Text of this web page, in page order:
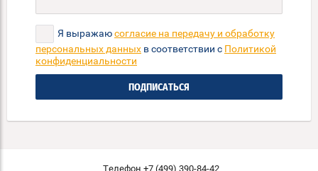
Я выражаюсогласие на передачу и обработку
персональных данных в соответствии с Политикой
конфиденциальности
ПОДПИСАТЬСЯ
Телефон +7 (499) 390-84-42